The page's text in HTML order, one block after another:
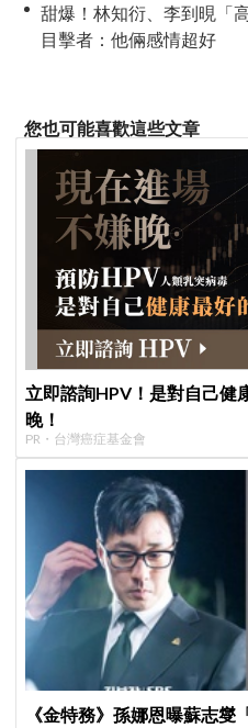
甜爆！林知衍、李到晛「
目擊者：他倆感情超好
您也可能喜歡這些文章
立即諮詢HPV！是對自己健
晚！
PR・台灣癌症基金會
《金特務》孫娜恩曝蘇志